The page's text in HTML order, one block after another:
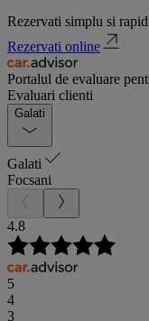
Rezervati simplu si
Rezervati online
Portalul de evaluare
Evaluari clienti
Galati
Galati
Focsani
4.8
5
4
3